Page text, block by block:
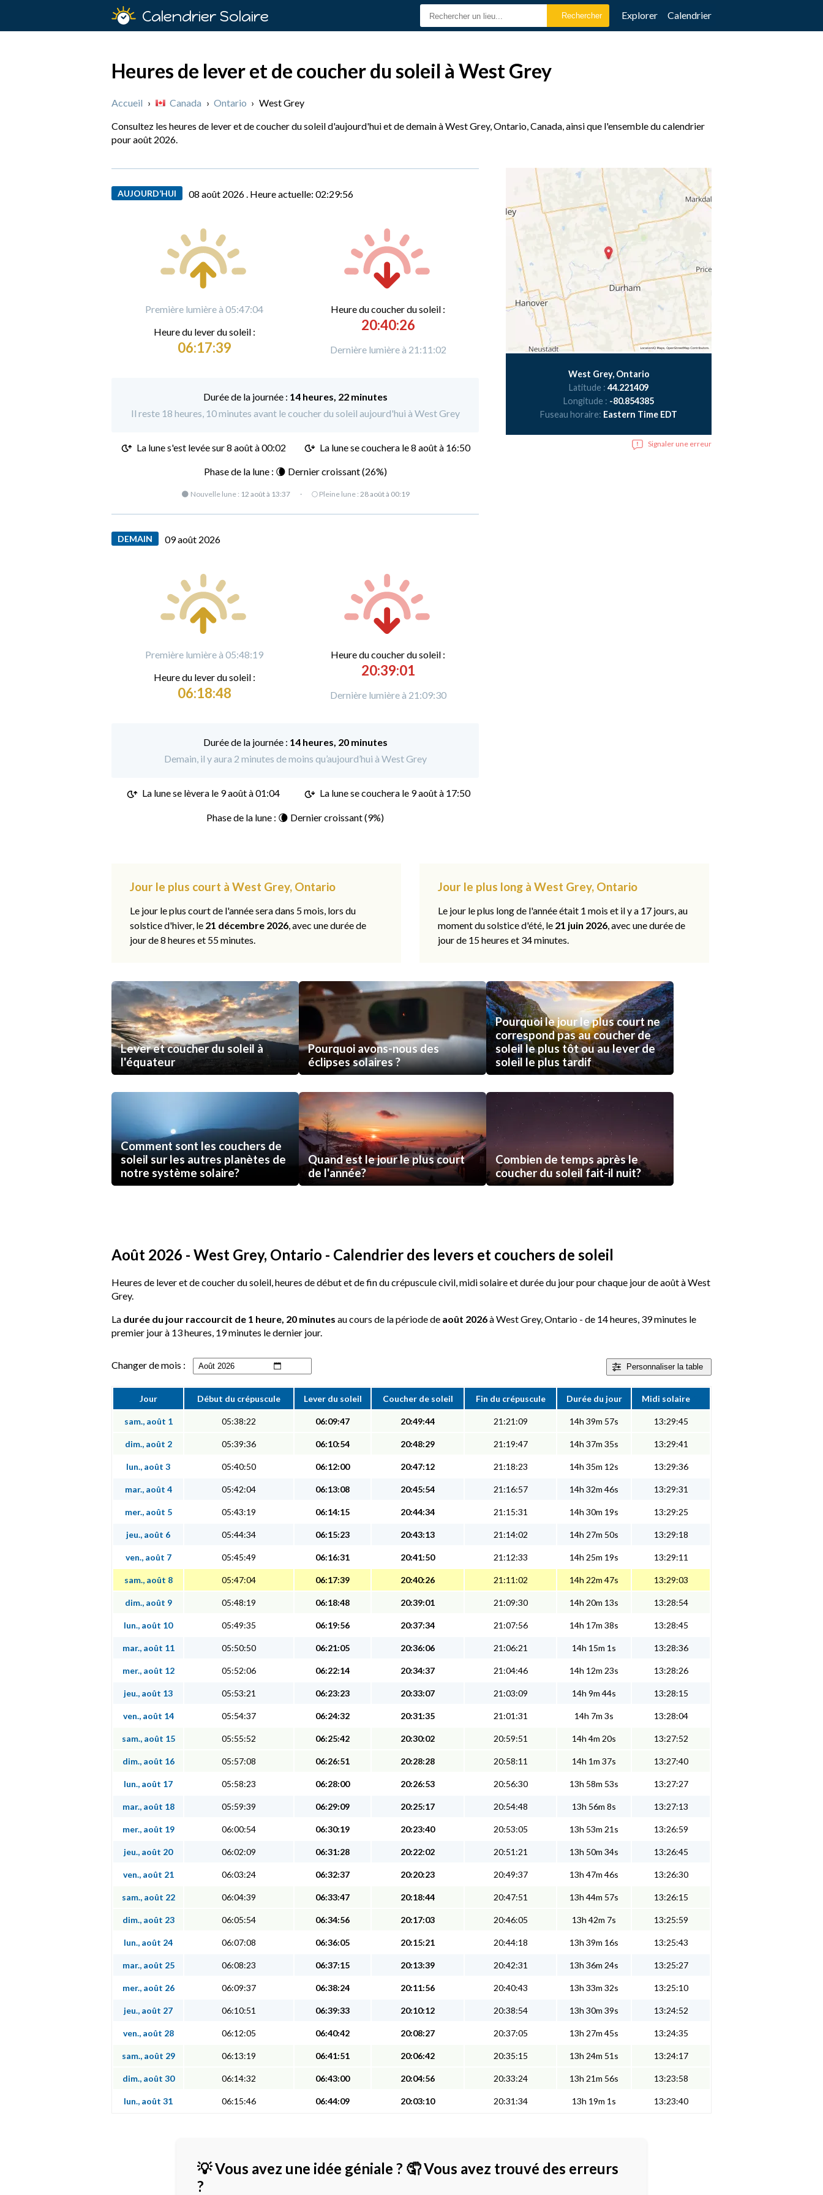
Calendrier Solaire Explorer Calendrier
Heures de lever et de coucher du soleil à West Grey
Accueil › Canada › Ontario › West Grey
Consultez les heures de lever et de coucher du soleil d'aujourd'hui et de demain à West Grey, Ontario, Canada, ainsi que l'ensemble du calendrier
pour août 2026.
AUJOURD’HUI 08 août 2026 . Heure actuelle: 02:29:57
Première lumière à 05:47:04
Heure du lever du soleil :
06:17:39
Heure ducoucher du soleil :
20:40:26
Dernière lumière à 21:11:02
Durée de la journée : 14 heures, 22 minutes
Il reste 18 heures, 10 minutes avant le coucher du soleil aujourd'hui à West Grey
La lune s'est levée sur8 août à 00:02 La lune se couchera le8 août à 16:50
Phase de la lune : 🌘 Dernier croissant (26%)
🌑 Nouvelle lune : 12 août à 13:37 · 🌕 Pleine lune : 28 août à 00:19
DEMAIN 09 août 2026
Première lumière à 05:48:19
Heure du lever du soleil :
06:18:48
Heure ducoucher du soleil :
20:39:01
Dernière lumière à 21:09:30
Durée de la journée : 14 heures, 20 minutes
Demain, il y aura 2 minutes de moins qu’aujourd’hui à West Grey
La lune se lèvera le 9 août à 01:04 La lune se couchera le 9 août à 17:50
Phase de la lune : 🌘 Dernier croissant (9%)
West Grey, Ontario
Latitude : 44.221409
Longitude : -80.854385
Fuseau horaire: Eastern Time EDT
Signaler une erreur
Jour le plus court à West Grey, Ontario
Le jour le plus court de l'année sera dans 5 mois, lors du
solstice d'hiver, le 21 décembre 2026, avec une durée de
jour de 8 heures et 55 minutes.
Jour le plus long à West Grey, Ontario
Le jour le plus long de l'année était 1 mois et il y a 17 jours, au
moment du solstice d'été, le 21 juin 2026, avec une durée de
jour de 15 heures et 34 minutes.
Lever et coucher du soleil à
l'équateur
Pourquoi avons-nous des
éclipses solaires ?
Pourquoi le jour le plus court ne
correspond pas au coucher de
soleil le plus tôt ou au lever de
soleil le plus tardif
Comment sont les couchers de
soleil sur les autres planètes de
notre système solaire?
Quand est le jour le plus court
de l'année?
Combien de temps après le
coucher du soleil fait-il nuit?
Août 2026 - West Grey, Ontario - Calendrier des levers et couchers de soleil
Heures de lever et de coucher du soleil, heures de début et de fin du crépuscule civil, midi solaire et durée du jour pour chaque jour de août à West
Grey.
La durée du jour raccourcit de 1 heure, 20 minutes au cours de la période de août 2026à West Grey, Ontario - de 14 heures, 39 minutes le
premier jour à 13 heures, 19 minutes le dernier jour.
Personnaliserla table
Changer de mois :
Jour Début du crépuscule Lever du soleil Coucher de soleil Fin du crépuscule Durée du jour Midi solaire
sam., août 1 05:38:22 06:09:47 20:49:44 21:21:09 14h 39m 57s 13:29:45
dim., août 2 05:39:36 06:10:54 20:48:29 21:19:47 14h 37m 35s 13:29:41
lun., août 3 05:40:50 06:12:00 20:47:12 21:18:23 14h 35m 12s 13:29:36
mar., août 4 05:42:04 06:13:08 20:45:54 21:16:57 14h 32m 46s 13:29:31
mer., août 5 05:43:19 06:14:15 20:44:34 21:15:31 14h 30m 19s 13:29:25
jeu., août 6 05:44:34 06:15:23 20:43:13 21:14:02 14h 27m 50s 13:29:18
ven., août 7 05:45:49 06:16:31 20:41:50 21:12:33 14h 25m 19s 13:29:11
sam., août 8 05:47:04 06:17:39 20:40:26 21:11:02 14h 22m 47s 13:29:03
dim., août 9 05:48:19 06:18:48 20:39:01 21:09:30 14h 20m 13s 13:28:54
lun., août 10 05:49:35 06:19:56 20:37:34 21:07:56 14h 17m 38s 13:28:45
mar., août 11 05:50:50 06:21:05 20:36:06 21:06:21 14h 15m 1s 13:28:36
mer., août 12 05:52:06 06:22:14 20:34:37 21:04:46 14h 12m 23s 13:28:26
jeu., août 13 05:53:21 06:23:23 20:33:07 21:03:09 14h 9m 44s 13:28:15
ven., août 14 05:54:37 06:24:32 20:31:35 21:01:31 14h 7m 3s 13:28:04
sam., août 15 05:55:52 06:25:42 20:30:02 20:59:51 14h 4m 20s 13:27:52
dim., août 16 05:57:08 06:26:51 20:28:28 20:58:11 14h 1m 37s 13:27:40
lun., août 17 05:58:23 06:28:00 20:26:53 20:56:30 13h 58m 53s 13:27:27
mar., août 18 05:59:39 06:29:09 20:25:17 20:54:48 13h 56m 8s 13:27:13
mer., août 19 06:00:54 06:30:19 20:23:40 20:53:05 13h 53m 21s 13:26:59
jeu., août 20 06:02:09 06:31:28 20:22:02 20:51:21 13h 50m 34s 13:26:45
ven., août 21 06:03:24 06:32:37 20:20:23 20:49:37 13h 47m 46s 13:26:30
sam., août 22 06:04:39 06:33:47 20:18:44 20:47:51 13h 44m 57s 13:26:15
dim., août 23 06:05:54 06:34:56 20:17:03 20:46:05 13h 42m 7s 13:25:59
lun., août 24 06:07:08 06:36:05 20:15:21 20:44:18 13h 39m 16s 13:25:43
mar., août 25 06:08:23 06:37:15 20:13:39 20:42:31 13h 36m 24s 13:25:27
mer., août 26 06:09:37 06:38:24 20:11:56 20:40:43 13h 33m 32s 13:25:10
jeu., août 27 06:10:51 06:39:33 20:10:12 20:38:54 13h 30m 39s 13:24:52
ven., août 28 06:12:05 06:40:42 20:08:27 20:37:05 13h 27m 45s 13:24:35
sam., août 29 06:13:19 06:41:51 20:06:42 20:35:15 13h 24m 51s 13:24:17
dim., août 30 06:14:32 06:43:00 20:04:56 20:33:24 13h 21m 56s 13:23:58
lun., août 31 06:15:46 06:44:09 20:03:10 20:31:34 13h 19m 1s 13:23:40
💡 Vous avez une idée géniale ? 🤦 Vous avez trouvé des erreurs
?